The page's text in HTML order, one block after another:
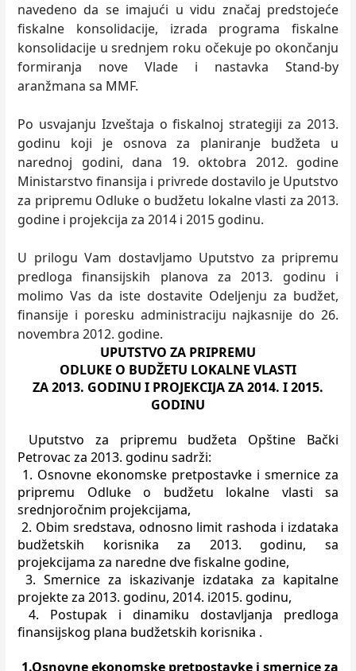
navedeno da se imajući u vidu značaj predstojeće
fiskalne konsolidacije, izrada programa fiskalne
konsolidacije u srednjem roku očekuje po okončanju
formiranja nove Vlade i nastavka Stand-by
aranžmana sa MMF.
Po usvajanju Izveštaja o fiskalnoj strategiji za 2013.
godinu koji je osnova za planiranje budžeta u
narednoj godini, dana 19. oktobra 2012. godine
Ministarstvo finansija i privrede dostavilo je Uputstvo
za pripremu Odluke o budžetu lokalne vlasti za 2013.
godine i projekcija za 2014 i 2015 godinu.
U prilogu Vam dostavljamo Uputstvo za pripremu
predloga finansijskih planova za 2013. godinu i
molimo Vas da iste dostavite Odeljenju za budžet,
finansije i poresku administraciju najkasnije do 26.
novembra 2012. godine.
UPUTSTVO ZA PRIPREMU
ODLUKE O BUDŽETU LOKALNE VLASTI
ZA 2013. GODINU I PROJEKCIJA ZA 2014. I 2015.
GODINU
Uputstvo za pripremu budžeta Opštine Bački
Petrovac za 2013. godinu sadrži:
1. Osnovne ekonomske pretpostavke i smernice za
pripremu Odluke o budžetu lokalne vlasti sa
srednjoročnim projekcijama,
2. Obim sredstava, odnosno limit rashoda i izdataka
budžetskih korisnika za 2013. godinu, sa
projekcijama za naredne dve fiskalne godine,
3. Smernice za iskazivanje izdataka za kapitalne
projekte za 2013. godinu, 2014. i2015. godinu,
4. Postupak i dinamiku dostavljanja predloga
finansijskog plana budžetskih korisnika .
1.Osnovne ekonomske pretpostavke i smernice za